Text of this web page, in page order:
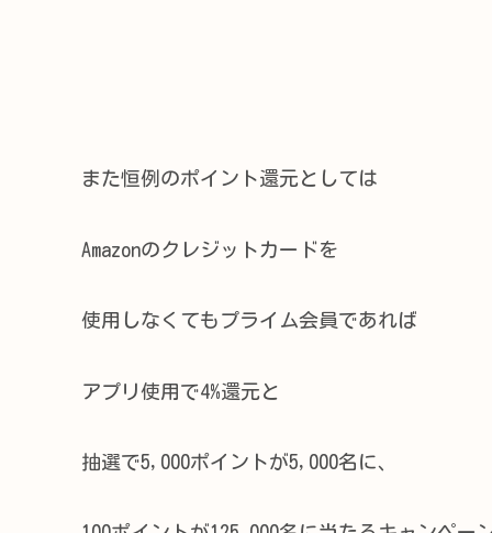
また恒例のポイント還元としては
Amazonのクレジットカードを
使用しなくてもプライム会員であれば
アプリ使用で4%還元と
抽選で5,000ポイントが5,000名に、